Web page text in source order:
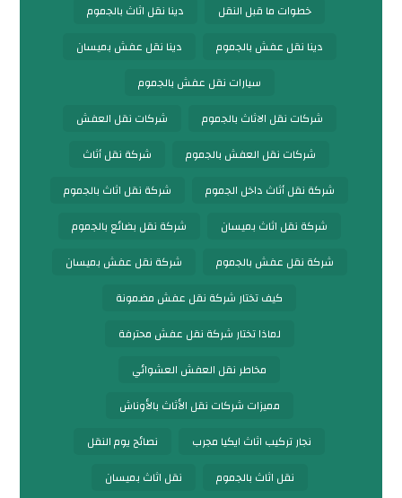
خطوات ما قبل النقل
دينا نقل اثاث بالجموم
دينا نقل عفش بالجموم
دينا نقل عفش بميسان
سيارات نقل عفش بالجموم
شركات نقل الاثاث بالجموم
شركات نقل العفش
شركات نقل العفش بالجموم
شركة نقل أثاث
شركة نقل أثاث داخل الجموم
شركة نقل اثاث بالجموم
شركة نقل اثاث بميسان
شركة نقل بضائع بالجموم
شركة نقل عفش بالجموم
شركة نقل عفش بميسان
كيف تختار شركة نقل عفش مضمونة
لماذا تختار شركة نقل عفش محترفة
مخاطر نقل العفش العشوائي
مميزات شركات نقل الأثاث بالأوناش
نجار تركيب اثاث ايكيا مجرب
نصائح يوم النقل
نقل اثاث بالجموم
نقل اثاث بميسان